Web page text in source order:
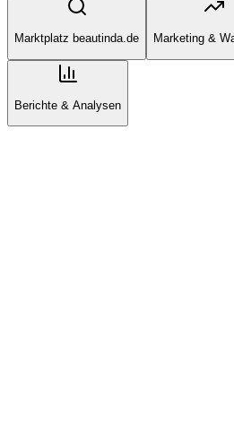
Marktplatz beautinda.de Marketing &
Berichte & Analysen